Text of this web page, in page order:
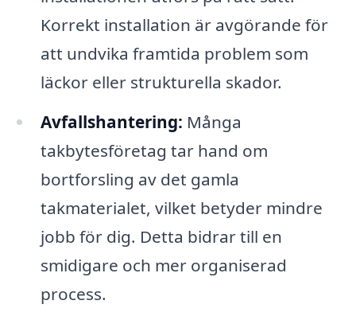
Korrekt installation är avgörande för
att undvika framtida problem som
läckor eller strukturella skador.
Avfallshantering: Många
takbytesföretag tar hand om
bortforsling av det gamla
takmaterialet, vilket betyder mindre
jobb för dig. Detta bidrar till en
smidigare och mer organiserad
process.